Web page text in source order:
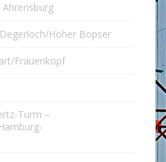
Ahrensburg
Hoher Bopser
Frauenkopf
Turm –
Hamburg-